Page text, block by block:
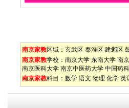
南京家教区域： 玄武区 秦淮区 建邺区
南京家教学校： 南京大学 东南大学 南
南京医科大学 南京中医药大学 中国药
南京家教科目： 数学 语文 物理 化学 英